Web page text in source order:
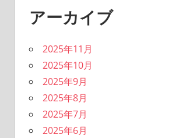
アーカイブ
2025年11月
2025年10月
2025年9月
2025年8月
2025年7月
2025年6月